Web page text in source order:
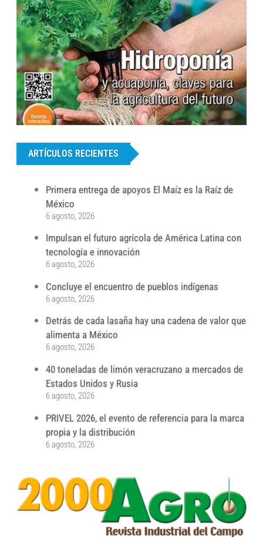
ARTÍCULOS RECIENTES
Primera entrega de apoyos El Maíz es la Raíz de
México
6 agosto, 2026
Impulsan el futuro agrícola de América Latina con
tecnología e innovación
6 agosto, 2026
Concluye el encuentro de pueblos indígenas
6 agosto, 2026
Detrás de cada lasaña hay una cadena de valor que
alimenta a México
6 agosto, 2026
40 toneladas de limón veracruzano a mercados de
Estados Unidos y Rusia
6 agosto, 2026
PRIVEL 2026, el evento de referencia para la marca
propia y la distribución
6 agosto, 2026